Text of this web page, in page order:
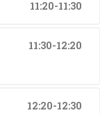
11:20-11:30
11:30-12:20
12:20-12:30